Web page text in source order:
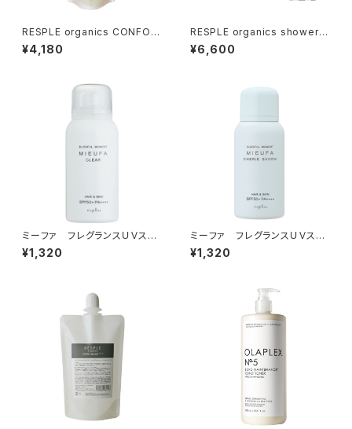
RESPLE organics CONFOR
T FORM 詰替え 200ml
¥4,180
RESPLE organics shower B
RUSH 【シャンプーブラシ】
¥6,600
ミーファ フレグランスＵＶスプ
レー＜クリア＞80g
¥1,320
ミーファ フレグランスＵＶスプ
レー＜シェリーサボン＞80g
¥1,320